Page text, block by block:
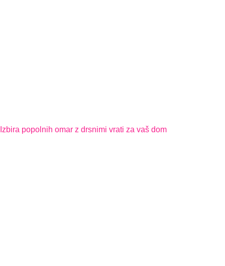
Izbira popolnih omar z drsnimi vrati za vaš dom